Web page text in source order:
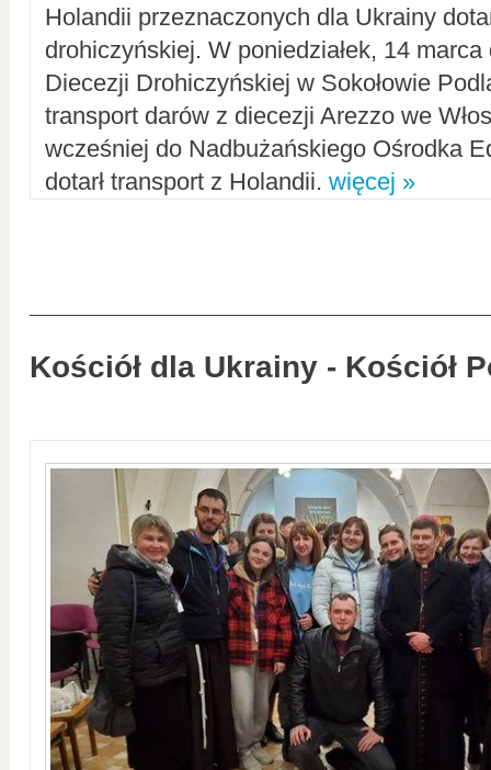
Holandii przeznaczonych dla Ukrainy
drohiczyńskiej. W poniedziałek, 14
Diecezji Drohiczyńskiej w Sokołowie
transport darów z diecezji Arezzo we
wcześniej do Nadbużańskiego Ośrodka
dotarł transport z Holandii. więcej »
Kościół dla Ukrainy - Kościół